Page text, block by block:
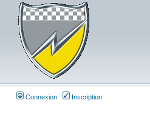
Connexion Inscription